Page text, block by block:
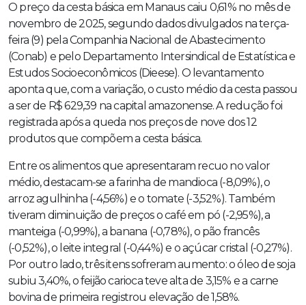
O preço da cesta básica em Manaus caiu 0,61% no mês de
novembro de 2025, segundo dados divulgados na terça-
feira (9) pela Companhia Nacional de Abastecimento
(Conab) e pelo Departamento Intersindical de Estatística e
Estudos Socioeconômicos (Dieese). O levantamento
aponta que, com a variação, o custo médio da cesta passou
a ser de R$ 629,39 na capital amazonense. A redução foi
registrada após a queda nos preços de nove dos 12
produtos que compõem a cesta básica.
Entre os alimentos que apresentaram recuo no valor
médio, destacam-se a farinha de mandioca (-8,09%), o
arroz agulhinha (-4,56%) e o tomate (-3,52%). Também
tiveram diminuição de preços o café em pó (-2,95%), a
manteiga (-0,99%), a banana (-0,78%), o pão francês
(-0,52%), o leite integral (-0,44%) e o açúcar cristal (-0,27%).
Por outro lado, três itens sofreram aumento: o óleo de soja
subiu 3,40%, o feijão carioca teve alta de 3,15% e a carne
bovina de primeira registrou elevação de 1,58%.